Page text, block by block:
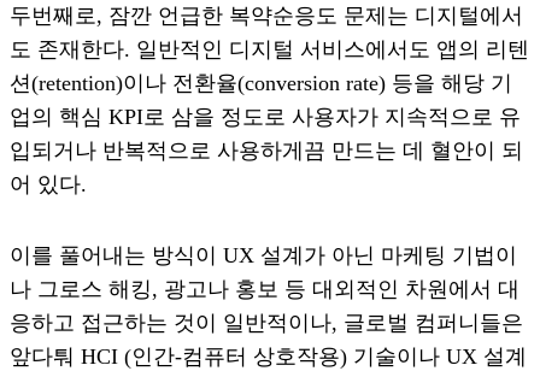
두번째로, 잠깐 언급한 복약순응도 문제는 디지털에서
도 존재한다. 일반적인 디지털 서비스에서도 앱의 리텐
션(retention)이나 전환율(conversion rate) 등을 해당 기
업의 핵심 KPI로 삼을 정도로 사용자가 지속적으로 유
입되거나 반복적으로 사용하게끔 만드는 데 혈안이 되
어 있다.
이를 풀어내는 방식이 UX 설계가 아닌 마케팅 기법이
나 그로스 해킹, 광고나 홍보 등 대외적인 차원에서 대
응하고 접근하는 것이 일반적이나, 글로벌 컴퍼니들은
앞다퉈 HCI (인간-컴퓨터 상호작용) 기술이나 UX 설계